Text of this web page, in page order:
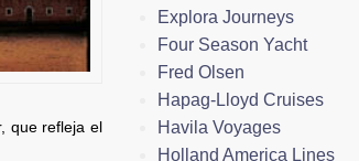
que refleja el
Explora Journeys
Four Season Yacht
Fred Olsen
Hapag-Lloyd Cruises
Havila Voyages
Holland America Lines